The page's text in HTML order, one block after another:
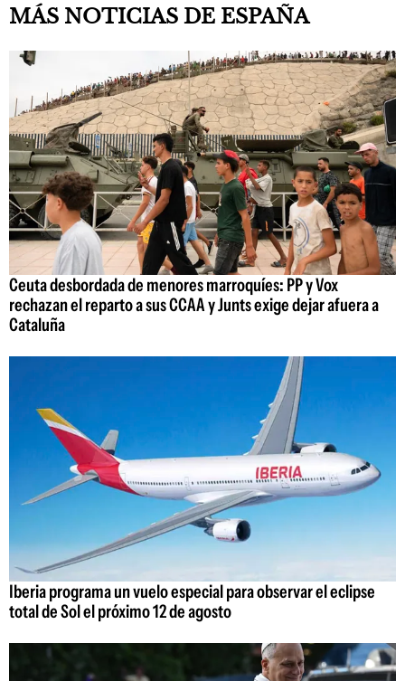
MÁS NOTICIAS DE ESPAÑA
Ceuta desbordada de menores marroquíes: PP y Vox
rechazan el reparto a sus CCAA y Junts exige dejar afuera a
Cataluña
Iberia programa un vuelo especial para observar el eclipse
total de Sol el próximo 12 de agosto